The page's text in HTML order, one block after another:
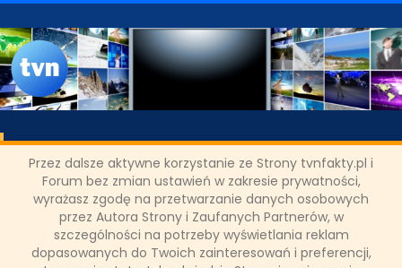
Przez dalsze aktywne korzystanie ze Strony tvnfakty.pl i
Forum bez zmian ustawień w zakresie prywatności,
wyrażasz zgodę na przetwarzanie danych osobowych
przez Autora Strony i Zaufanych Partnerów, w
szczególności na potrzeby wyświetlania reklam
dopasowanych do Twoich zainteresowań i preferencji,
"Belle Epoque" i "Listy do M. 2"
również nagrodzone
Wczoraj informowaliśmy o Srebrnym Globie na World Media
Festival 2017 dla dokumentu "Pyszne Peru" z Magdą Gessler.w
kategorii "Filmy przyrodnicze". Na tegorocznej edycji Konkursu